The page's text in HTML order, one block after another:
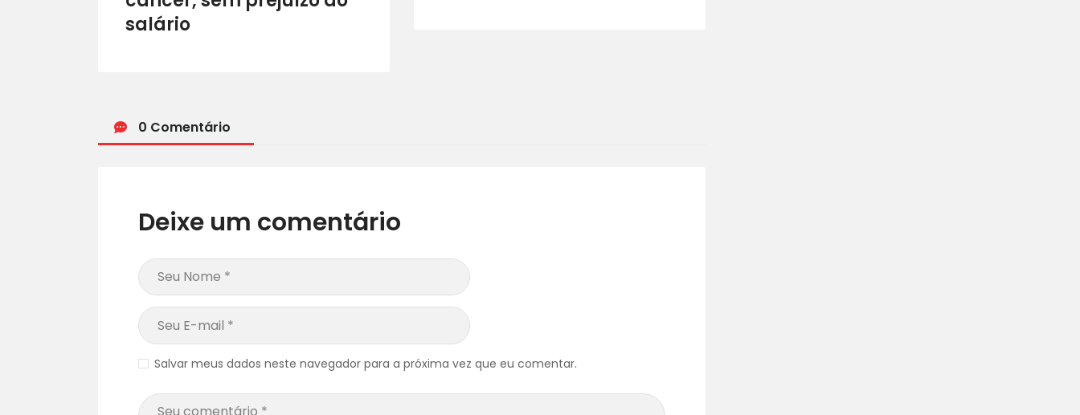
salário
0 Comentário
Deixe um comentário
Salvar meus dados neste navegador para a próxima vez que eu comentar.